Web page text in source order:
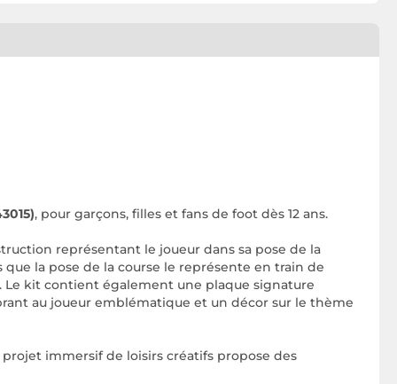
, pour garçons, filles et fans de foot dès 12 ans.
représentant le joueur dans sa pose de la
la pose de la course le représente en train de
Le kit contient également une plaque signature
au joueur emblématique et un décor sur le thème
projet immersif de loisirs créatifs propose des